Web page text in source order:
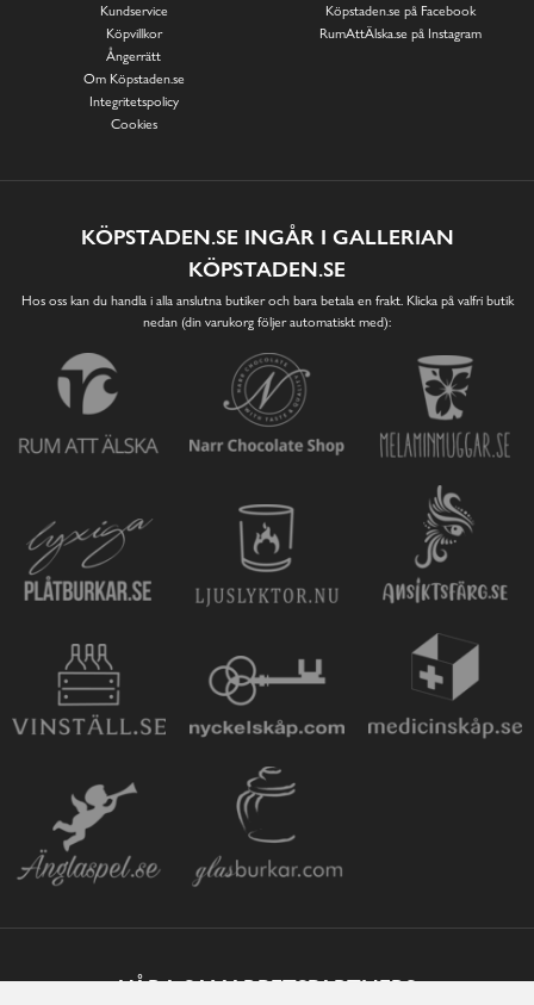
Kundservice
Köpvillkor
Ångerrätt
Om Köpstaden.se
Integritetspolicy
Cookies
Köpstaden.se på Facebook
RumAttÄlska.se på Instagram
KÖPSTADEN.SE INGÅR I GALLERIAN
KÖPSTADEN.SE
Hos oss kan du handla i alla anslutna butiker och bara betala en frakt. Klicka på valfri butik
nedan (din varukorg följer automatiskt med):
VÅRA SAMARBETSPARTNERS